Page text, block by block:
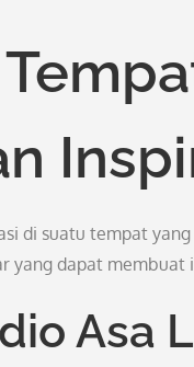
di suatu tempat
yang dapat membuat
Asa